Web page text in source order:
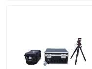
脈打った繊維レーザ